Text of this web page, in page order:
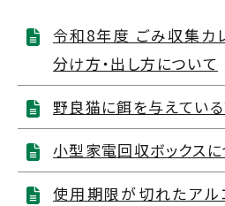
令和8年度 ごみ収集カ
分け方・出し方について
野良猫に餌を与えてい
小型家電回収ボックス
使用期限が切れたア